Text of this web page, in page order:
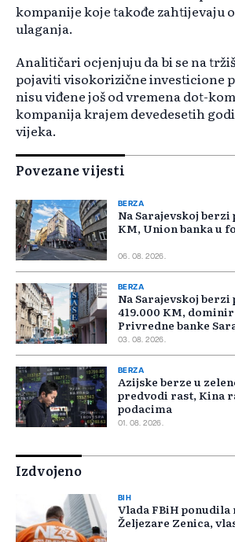
kompanije koje takođe zahtijevaju
ulaganja.
Analitičari ocjenjuju da bi se na
pojaviti visokorizične investicione
nisu viđene još od vremena dot-
kompanija krajem devedesetih
vijeka.
Povezane vijesti
BERZA
Na Sarajevskoj berzi
KM, Union banka u
06. 08. 2026.
BERZA
Na Sarajevskoj
419.000 KM,
Privredne banke
03. 08. 2026.
BERZA
Azijske berze u
predvodi rast, Kina
podacima
01. 08. 2026.
Izdvojeno
BIH
Vlada FBiH ponudila
Željezare Zenica,